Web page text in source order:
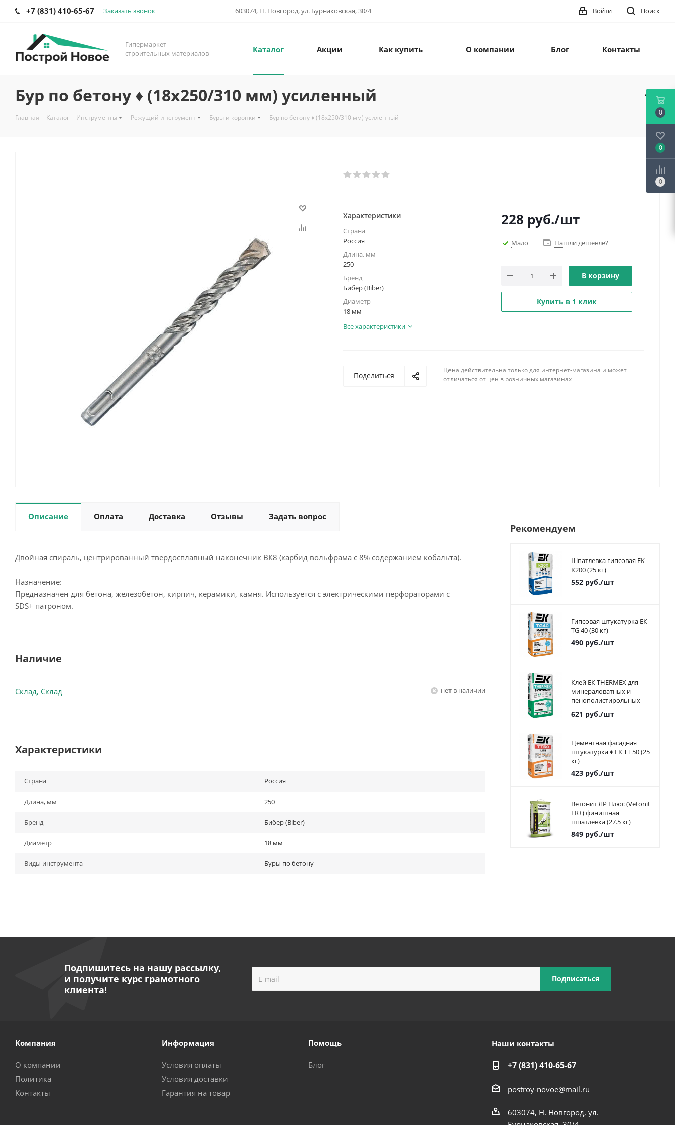
+7 (831) 410-65-67 Заказать звонок 603074, Н. Новгород, ул. Бурнаковская, 30/4 Поиск
Войти
Гипермаркет
строительных материалов
Каталог Акции Как купить О компании Блог Контакты
Бур по бетону ♦ (18х250/310 мм) усиленный
Главная - Каталог - Инструменты - Режущий инструмент - Буры и коронки - Бур по бетону ♦ (18х250/310 мм) усиленный
Характеристики
Страна
Россия
Длина, мм
250
Бренд
Бибер (Biber)
Диаметр
18 мм
Все характеристики
228 руб./шт
Мало Нашли дешевле?
В корзину
Купить в 1 клик
Поделиться
Цена действительна только для интернет-магазина и может
отличаться от цен в розничных магазинах
Описание Оплата Доставка Отзывы Задать вопрос
Двойная спираль, центрированный твердосплавный наконечник ВК8 (карбид вольфрама с 8% содержанием кобальта).
Назначение:
Предназначен для бетона, железобетон, кирпич, керамики, камня. Используется с электрическими перфораторами с
SDS+ патроном.
Наличие
Склад, Склад Нет в наличии
Характеристики
Страна Россия
Длина, мм 250
Бренд Бибер (Biber)
Диаметр 18 мм
Виды инструмента Буры по бетону
Рекомендуем
Шпатлевка гипсовая ЕК
К200 (25 кг)
552руб./шт
Гипсовая штукатурка ЕК
TG 40 (30 кг)
490руб./шт
Клей ЕК THERMEX для
минераловатных и
пенополистирольных
плит 25 кг
621 руб./шт
Цементная фасадная
штукатурка ♦ ЕК ТТ 50 (25
кг)
423руб./шт
Ветонит ЛР Плюс (Vetonit
LR+) финишная
шпатлевка (27.5 кг)
849руб./шт
Подпишитесь на нашу рассылку,
и получите курс грамотного
клиента!
Компания
О компании
Политика
Контакты
Информация
Условия оплаты
Условия доставки
Гарантия на товар
Помощь
Блог
Наши контакты
+7 (831) 410-65-67
postroy-novoe@mail.ru
603074, Н. Новгород, ул.
0
0
0